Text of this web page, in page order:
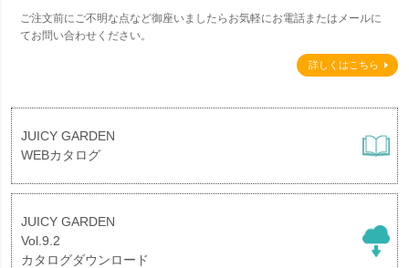
ご注文前にご不明な点など御座いましたらお気軽にお電話またはメールに
てお問い合わせください。
詳しくはこちら
JUICY GARDEN
WEBカタログ
JUICY GARDEN
Vol.9.2
カタログダウンロード